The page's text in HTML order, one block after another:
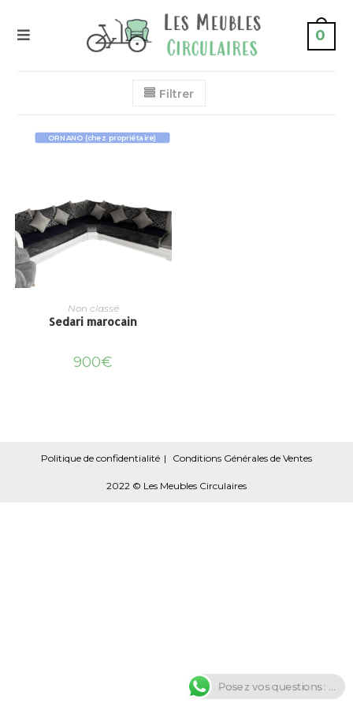
0
Filtrer
ORNANO (chez propriétaire)
Non classé
Sedari marocain
900€
Politique de confidentialité Conditions Générales de Ventes
2022 © Les Meubles Circulaires
Posez vos questions : ...